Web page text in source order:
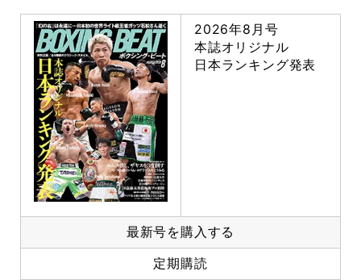
2026年8月号
本誌オリジナル
日本ランキング発表
最新号を購入する
定期購読